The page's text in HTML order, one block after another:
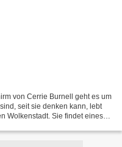
von Cerrie Burnell geht es um
seit sie denken kann, lebt
Wolkenstadt. Sie findet eines